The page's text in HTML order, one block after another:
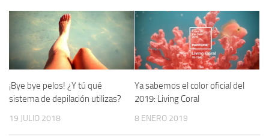
¡Bye bye pelos! ¿Y tú qué
sistema de depilación utilizas?
19 JULIO 2018
Ya sabemos el color oficial del
2019: Living Coral
8 ENERO 2019